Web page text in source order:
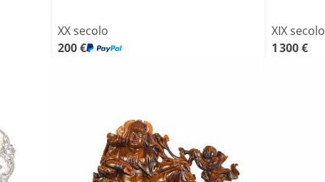
XX secolo
200 €
XIX secolo
1 300 €